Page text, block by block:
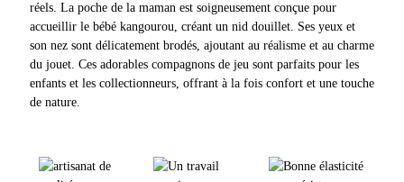
réels. La poche de la maman est soigneusement conçue pour
accueillir le bébé kangourou, créant un nid douillet. Ses yeux et
son nez sont délicatement brodés, ajoutant au réalisme et au charme
du jouet. Ces adorables compagnons de jeu sont parfaits pour les
enfants et les collectionneurs, offrant à la fois confort et une touche
de nature.